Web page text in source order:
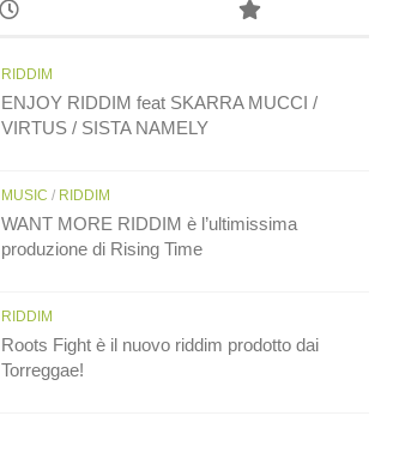
RIDDIM
ENJOY RIDDIM feat SKARRA MUCCI /
VIRTUS / SISTA NAMELY
MUSIC / RIDDIM
WANT MORE RIDDIM è l’ultimissima
produzione di Rising Time
RIDDIM
Roots Fight è il nuovo riddim prodotto dai
Torreggae!